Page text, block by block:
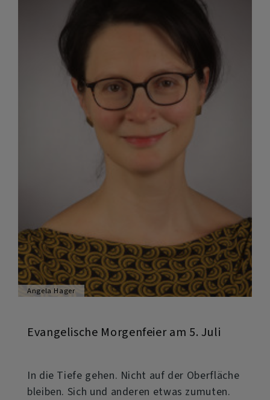
Angela Hager
Evangelische Morgenfeier am 5. Juli
In die Tiefe gehen. Nicht auf der Oberfläche
bleiben. Sich und anderen etwas zumuten.